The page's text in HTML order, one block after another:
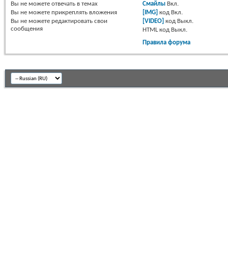
Вы не можете отвечать в темах
Вы не можете прикреплять вложения
Вы не можете редактировать свои
сообщения
Смайлы Вкл.
[IMG] код Вкл.
[VIDEO] код Выкл.
HTML код Выкл.
Правила форума